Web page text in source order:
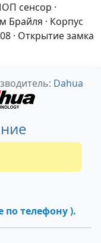
сенсор ·
Брайля · Корпус
· Открытие замка
Dahua
цену
по телефону ).